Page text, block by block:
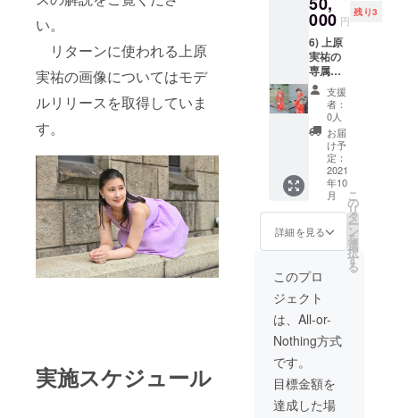
い。
リターンに使われる上原
実祐の画像についてはモデ
ルリリースを取得していま
す。
実施スケジュール
90cm)
そし
て上原
実祐が
着てい
たとい
う証拠
の写真
(2Lサイ
ズ 3枚)
をお付
けしま
す。
88cm/
ウエス
ト：66-
72cm/
ヒッ
プ：82-
90cm)
そし
て上原
実祐が
着てい
たとい
う証拠
の写真
(2Lサイ
ズ 3枚)
す。
000 円
残り3
6) 上原
実祐の
専属
フォト
グラ
ファー
(宮坂裕
治)によ
る写真
撮影 (開
催地：
京阪神)
※限定3
名 ※
土or日
曜日
13:00〜
17:00(
途中休
憩と着
替え時
間あり)
2021年
内の土
日祝で
支援
者：
0人
お届
け予
定：
2021
年10
月
詳細を見る
こ
の
リ
タ
ー
ン
を
選
択
す
る
このプロ
ジェクト
は、All-or-
Nothing方式
です。
目標金額を
達成した場